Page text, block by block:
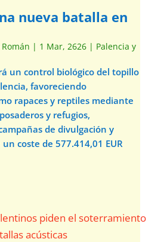
nueva batalla en
| 1 Mar, 2626| Palencia y
un control biológico del topillo
favoreciendo
rapaces y reptiles mediante
y refugios,
de divulgación y
coste de 577.414,01 EUR